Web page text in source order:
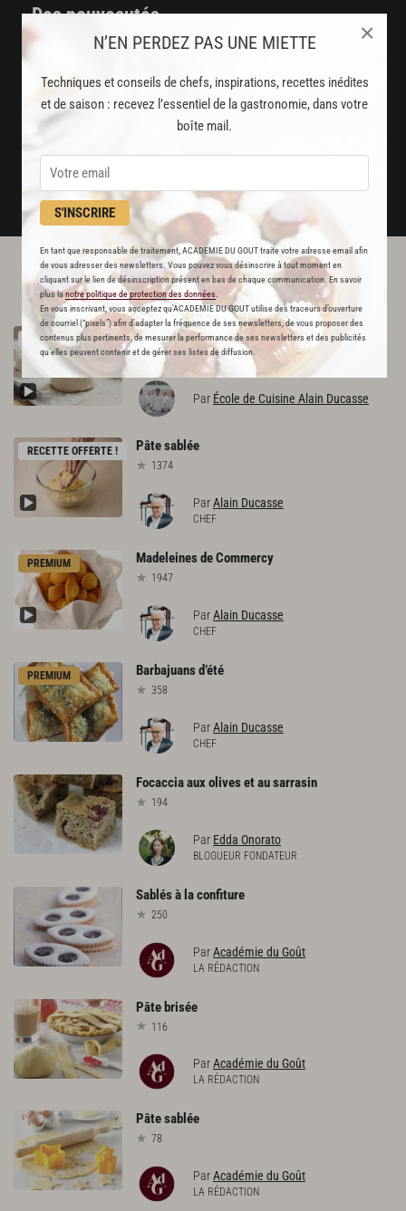
N’EN PERDEZ PAS UNE MIETTE
Techniques et conseils de chefs, inspirations, recettes inédites
et de saison : recevez l’essentiel de la gastronomie, dans votre
boîte mail.
S'INSCRIRE
En tant que responsable de traitement, ACADEMIE DU GOUT traite votre adresse email afin
de vous adresser des newsletters. Vous pouvez vous désinscrire à tout moment en
cliquant sur le lien de désinscription présent en bas de chaque communication. En savoir
plus lanotre politique de protection des données
En vous inscrivant, vous acceptez qu'ACADEMIE DU GOUT utilise des traceurs d’ouverture
de courriel (“pixels”) afin d’adapter la fréquence de ses newsletters, de vous proposer des
contenus plus pertinents, de mesurer la performance de ses newsletters et des publicités
qu’elles peuvent contenir et de gérer ses listes de diffusion.
×
Des nouveautés
disponibles chaque semaine
Stop pub
un service garanti sans publicité
JE M'ABONNE
DÉJÀ ABONNÉ(E) ? JE ME CONNECTE
L'ACADÉMIE DU GOÛT VOUS
RECOMMANDE
RECETTE OFFERTE ! Pâte àpizza
2483
Par École de Cuisine Alain Ducasse
RECETTE OFFERTE ! Pâtesablée
1374
ParAlain Ducasse
CHEF
PREMIUM MadeleinesdeCommercy
1947
ParAlain Ducasse
CHEF
PREMIUM Barbajuansd’été
358
ParAlain Ducasse
CHEF
Focacciaauxolivesetausarrasin
194
Par Edda Onorato
BLOGUEUR FONDATEUR
Sablésà laconfiture
250
ParAcadémie du Goût
LA RÉDACTION
Pâte brisée
116
ParAcadémie du Goût
LA RÉDACTION
Pâtesablée
78
ParAcadémie du Goût
LA RÉDACTION